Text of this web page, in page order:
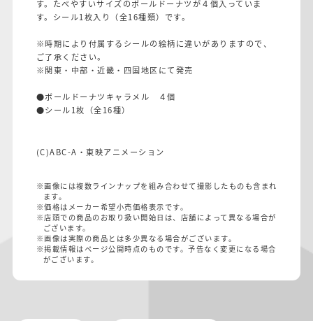
す。たべやすいサイズのボールドーナツが４個入っていま
す。シール1枚入り（全16種類）です。
※時期により付属するシールの絵柄に違いがありますので、
ご了承ください。
※関東・中部・近畿・四国地区にて発売
●ボールドーナツキャラメル ４個
●シール1枚（全16種）
(C)ABC-A・東映アニメーション
※画像には複数ラインナップを組み合わせて撮影したものも含まれ
ます。
※価格はメーカー希望小売価格表示です。
※店頭での商品のお取り扱い開始日は、店舗によって異なる場合が
ございます。
※画像は実際の商品とは多少異なる場合がございます。
※掲載情報はページ公開時点のものです。予告なく変更になる場合
がございます。